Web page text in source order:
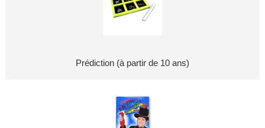
Prédiction (à partir de 10 ans)